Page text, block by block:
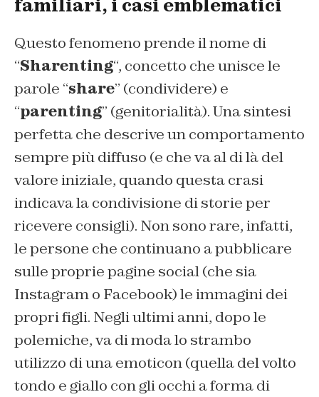
familiari, i casi emblematici
Questo fenomeno prende il nome di
“Sharenting“, concetto che unisce le
parole “share” (condividere) e
“parenting” (genitorialità). Una sintesi
perfetta che descrive un comportamento
sempre più diffuso (e che va al di là del
valore iniziale, quando questa crasi
indicava la condivisione di storie per
ricevere consigli). Non sono rare, infatti,
le persone che continuano a pubblicare
sulle proprie pagine social (che sia
Instagram o Facebook) le immagini dei
propri figli. Negli ultimi anni, dopo le
polemiche, va di moda lo strambo
utilizzo di una emoticon (quella del volto
tondo e giallo con gli occhi a forma di